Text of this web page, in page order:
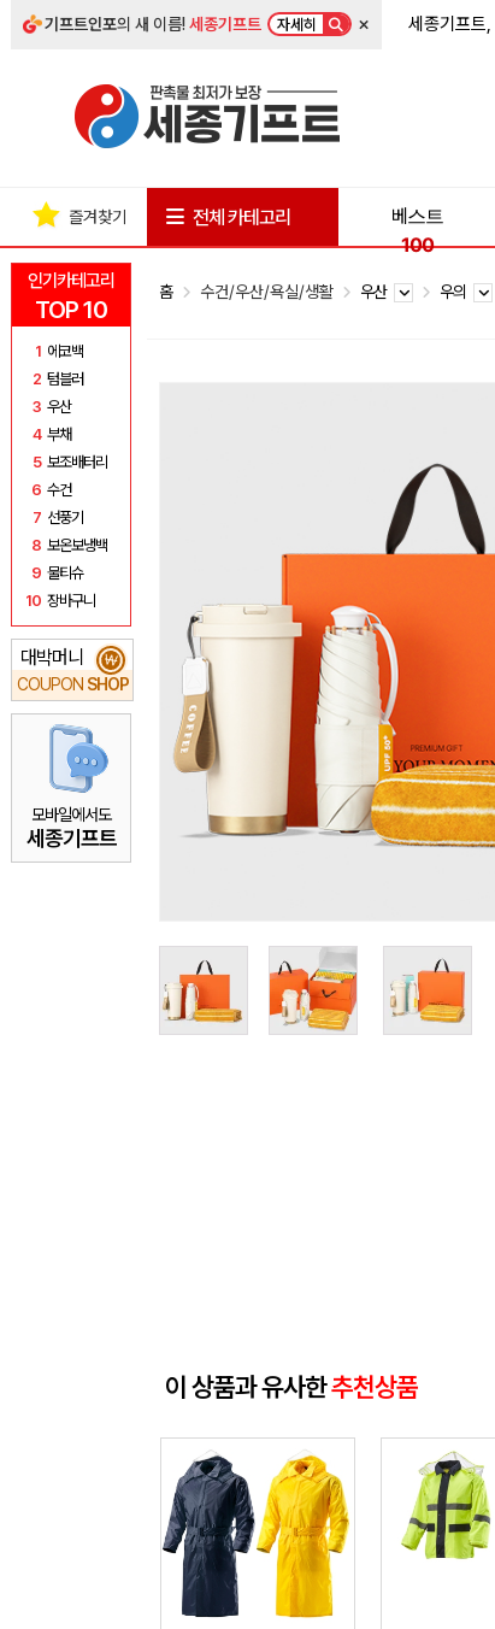
기프트인포의 새 이름!세종기프트 자세히 × 세종기프트,
인기카테고리
TOP 10
1 에코백
2 텀블러
3 우산
4 부채
5 보조배터리
6 수건
7 선풍기
8 보온보냉백
9 물티슈
10 장바구니
대박머니
COUPON SHOP
₩
모바일에서도
세종기프트
즐겨찾기 전체 카테고리
베스트
100
홈 수건/우산/욕실/생활 우산 우의
이 상품과 유사한추천상품